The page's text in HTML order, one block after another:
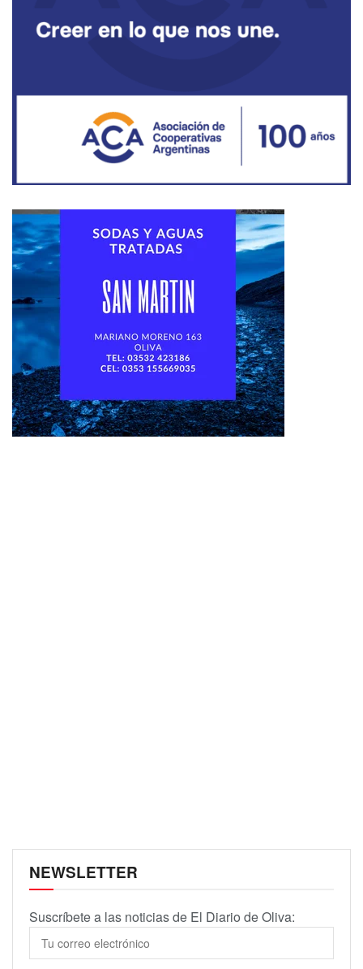
NEWSLETTER
Suscríbete a las noticias de El Diario de Oliva: